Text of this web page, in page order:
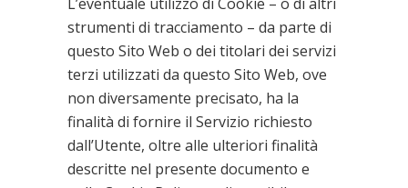
strumenti di tracciamento – da parte di
questo Sito Web o dei titolari dei servizi
terzi utilizzati da questo Sito Web, ove
non diversamente precisato, ha la
finalità di fornire il Servizio richiesto
dall’Utente, oltre alle ulteriori finalità
descritte nel presente documento e